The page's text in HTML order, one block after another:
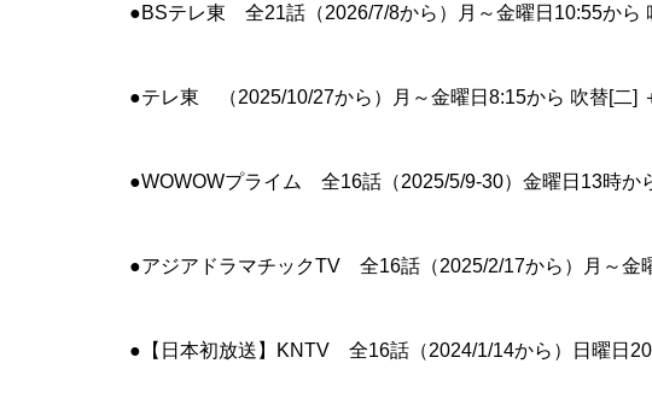
●BSテレ東 全21話（2026/7/8から）月～金曜日10:55から
●テレ東 （2025/10/27から）月～金曜日8:15から 吹替[二]
●WOWOWプライム 全16話（2025/5/9-30）金曜日13時か
●アジアドラマチックTV 全16話（2025/2/17から）月～金
●【日本初放送】KNTV 全16話（2024/1/14から）日曜日